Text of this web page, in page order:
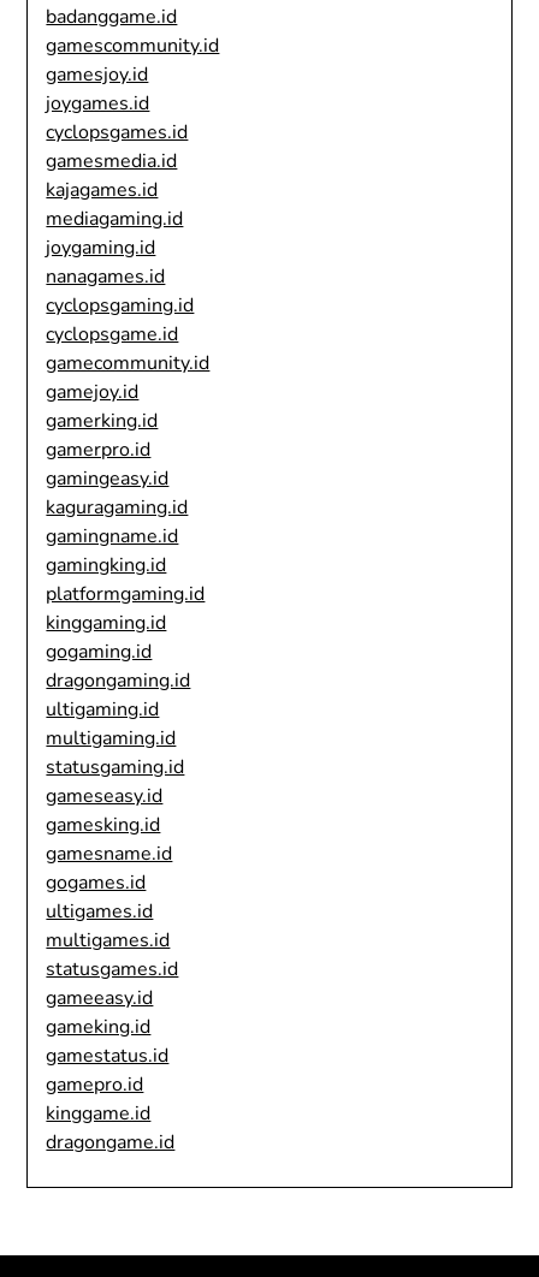
badanggame.id
gamescommunity.id
gamesjoy.id
joygames.id
cyclopsgames.id
gamesmedia.id
kajagames.id
mediagaming.id
joygaming.id
nanagames.id
cyclopsgaming.id
cyclopsgame.id
gamecommunity.id
gamejoy.id
gamerking.id
gamerpro.id
gamingeasy.id
kaguragaming.id
gamingname.id
gamingking.id
platformgaming.id
kinggaming.id
gogaming.id
dragongaming.id
ultigaming.id
multigaming.id
statusgaming.id
gameseasy.id
gamesking.id
gamesname.id
gogames.id
ultigames.id
multigames.id
statusgames.id
gameeasy.id
gameking.id
gamestatus.id
gamepro.id
kinggame.id
dragongame.id